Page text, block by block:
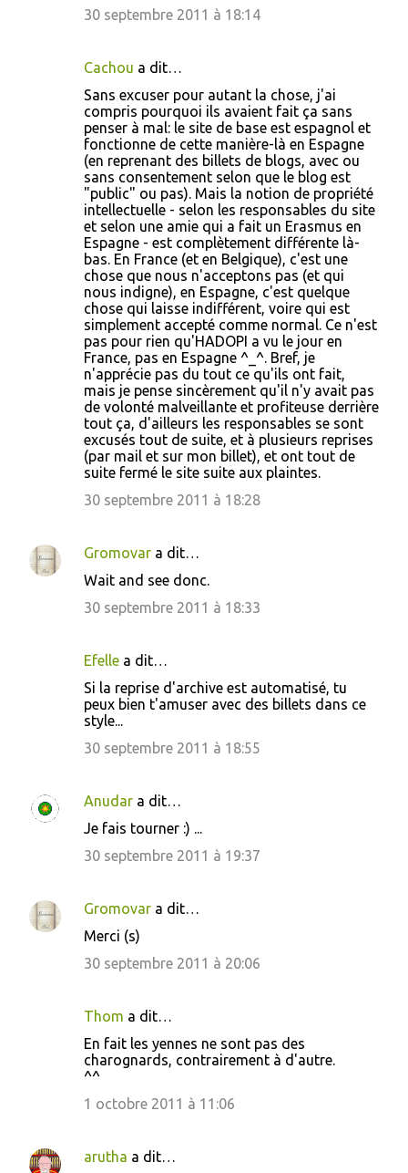
30 septembre 2011 à 18:14
Cachou a dit…
Sans excuser pour autant la chose, j'ai
compris pourquoi ils avaient fait ça sans
penser à mal: le site de base est espagnol et
fonctionne de cette manière-là en Espagne
(en reprenant des billets de blogs, avec ou
sans consentement selon que le blog est
"public" ou pas). Mais la notion de propriété
intellectuelle - selon les responsables du site
et selon une amie qui a fait un Erasmus en
Espagne - est complètement différente là-
bas. En France (et en Belgique), c'est une
chose que nous n'acceptons pas (et qui
nous indigne), en Espagne, c'est quelque
chose qui laisse indifférent, voire qui est
simplement accepté comme normal. Ce n'est
pas pour rien qu'HADOPI a vu le jour en
France, pas en Espagne ^_^. Bref, je
n'apprécie pas du tout ce qu'ils ont fait,
mais je pense sincèrement qu'il n'y avait pas
de volonté malveillante et profiteuse derrière
tout ça, d'ailleurs les responsables se sont
excusés tout de suite, et à plusieurs reprises
(par mail et sur mon billet), et ont tout de
suite fermé le site suite aux plaintes.
30 septembre 2011 à 18:28
Gromovar a dit…
Wait and see donc.
30 septembre 2011 à 18:33
Efelle a dit…
Si la reprise d'archive est automatisé, tu
peux bien t'amuser avec des billets dans ce
style...
30 septembre 2011 à 18:55
Anudar a dit…
Je fais tourner :) ...
30 septembre 2011 à 19:37
Gromovar a dit…
Merci (s)
30 septembre 2011 à 20:06
Thom a dit…
En fait les yennes ne sont pas des
charognards, contrairement à d'autre.
^^
1 octobre 2011 à 11:06
arutha a dit…